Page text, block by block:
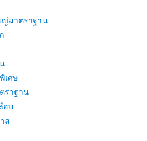
มาตราฐาน
เศษ
ราฐาน
อบ
ส